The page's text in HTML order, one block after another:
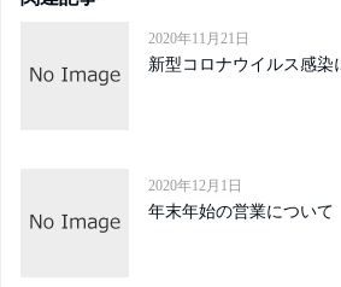
2020年11月21日
新型コロナウイルス感染
2020年12月1日
年末年始の営業について